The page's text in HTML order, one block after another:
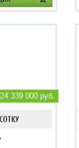
24 339 000 руб.